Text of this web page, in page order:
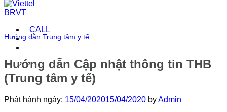
CALL
Hướng dẫn Trung tâm y tế
Hướng dẫn Cập nhật thông tin THB
(Trung tâm y tế)
Phát hành ngày: 15/04/202015/04/2020 byAdmin